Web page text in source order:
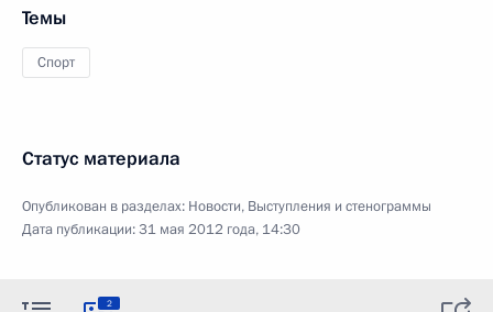
Темы
Спорт
Статус материала
Опубликован в разделах: Новости, Выступления и стенограммы
Дата публикации:31 мая 2012 года, 14:30
2